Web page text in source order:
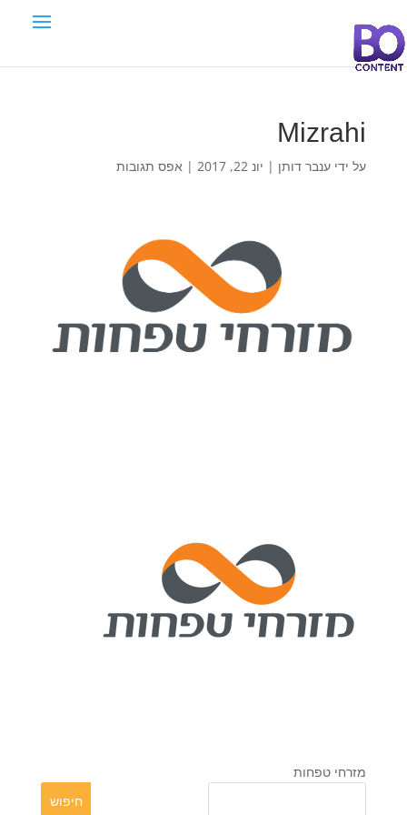
Mizrahi
על ידי ענבר דותן | יונ 22, 2017 | אפס תגובות
מזרחי טפחות